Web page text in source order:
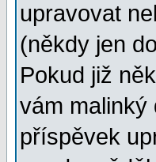
upravovat
(někdy jen
Pokud již
vám malinký
příspěvek